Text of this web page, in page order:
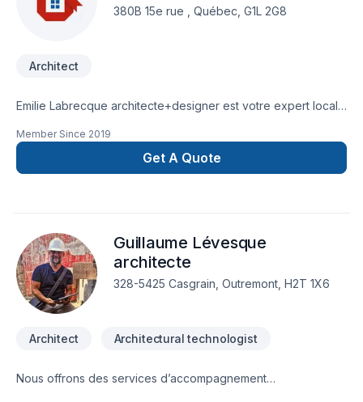
380B 15e rue , Québec, G1L 2G8
Architect
Emilie Labrecque architecte+designer est votre expert local
Nationale,Chaudière-Appalaches, combinant expérience,
innovation et rigueur. Notre mission : concrétiser vos projets
tout en respectant vos exigences, vos délais et votre vision.
aspirations.
Member Since 2019
Get A Quote
Guillaume Lévesque
architecte
328-5425 Casgrain, Outremont, H2T 1X6
Architect Architectural technologist
Nous offrons des services d’accompagnement